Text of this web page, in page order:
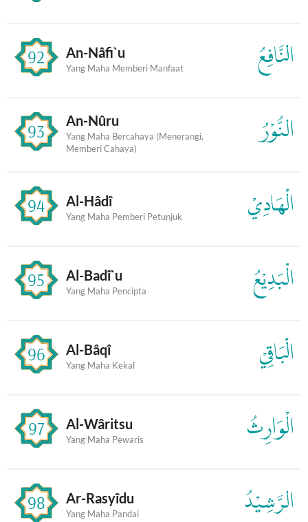
92 An-Nâfi`u
Yang Maha Memberi Manfaat النَّافِعُ
93 An-Nûru
Yang Maha Bercahaya (Menerangi,
Memberi Cahaya)
النُّوْرُ
94 Al-Hâdî
Yang Maha Pemberi Petunjuk الْهَادِيْ
95 Al-Badî`u
Yang Maha Pencipta الْبَدِيْعُ
96 Al-Bâqî
Yang Maha Kekal الْبَاقِيْ
97 Al-Wâritsu
Yang Maha Pewaris الْوَارِثُ
98 Ar-Rasyîdu
Yang Maha Pandai الرَّشِيْدُ